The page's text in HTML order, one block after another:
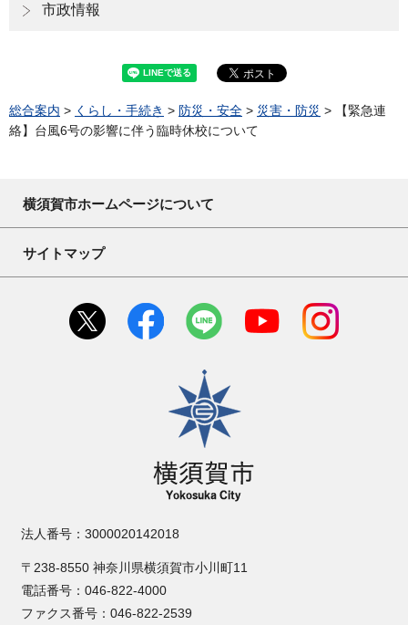
市政情報
総合案内 > くらし・手続き > 防災・安全 > 災害・防災 > 【緊急連
絡】台風6号の影響に伴う臨時休校について
横須賀市ホームページについて
サイトマップ
横須賀市
法人番号：3000020142018
〒238-8550 神奈川県横須賀市小川町11
電話番号：046-822-4000
ファクス番号：046-822-2539